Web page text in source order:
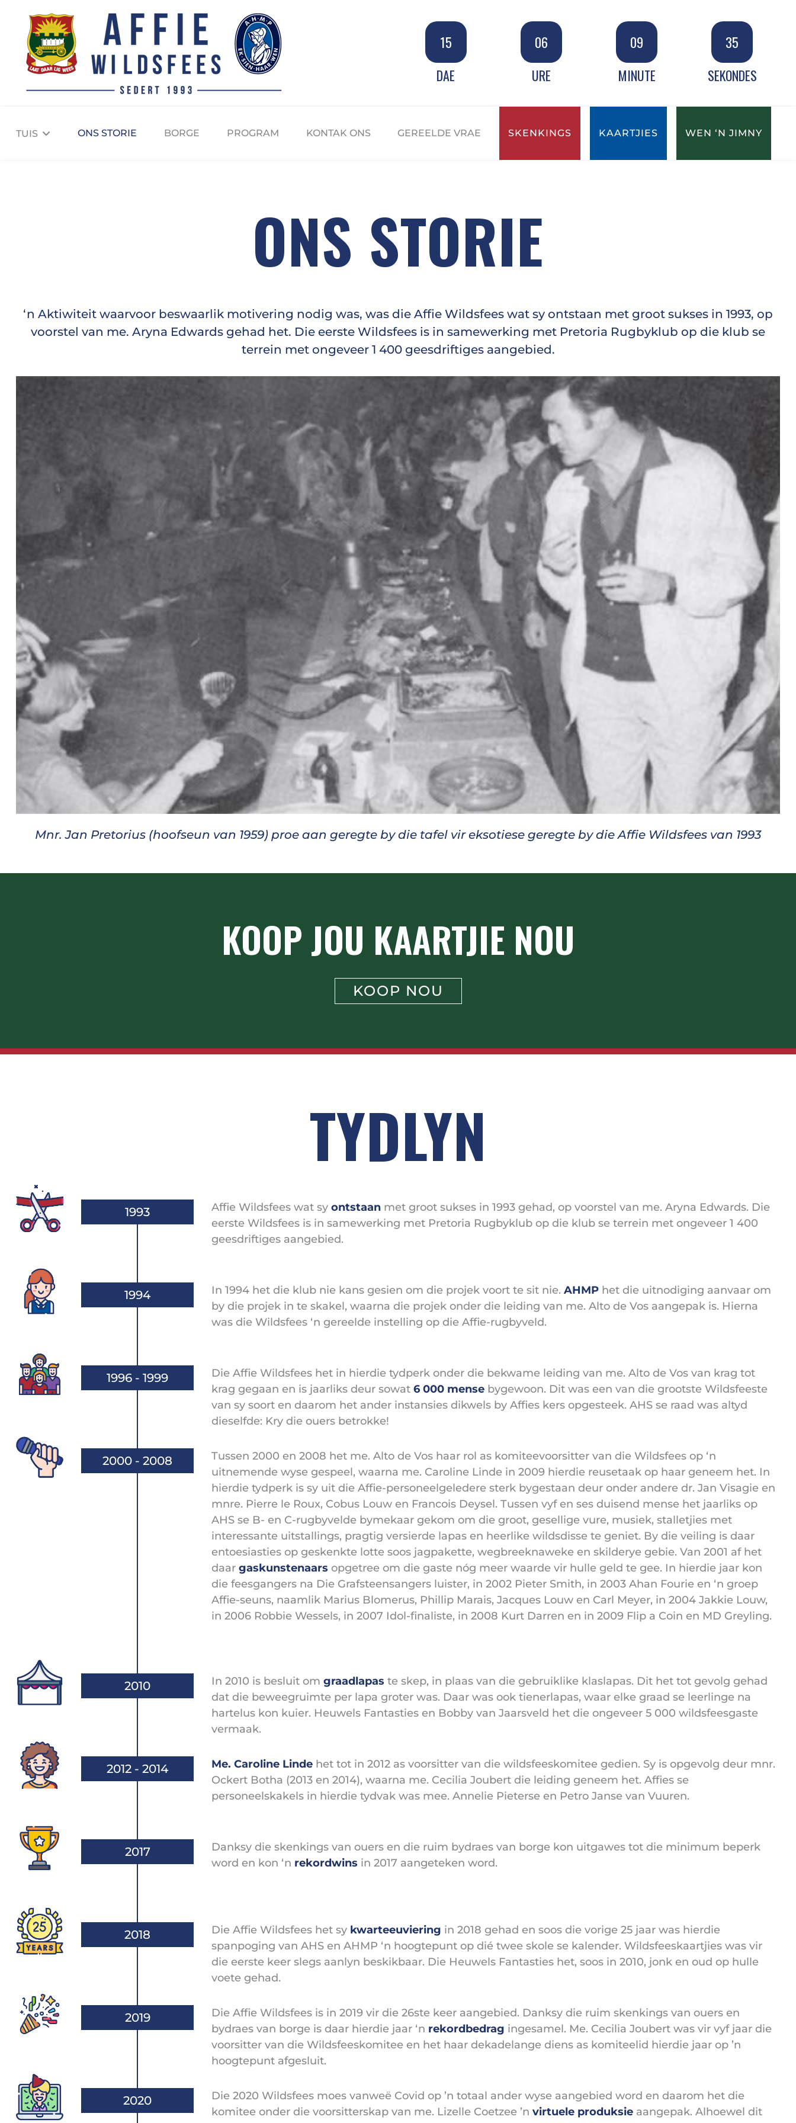
15
DAE
06
URE
09
MINUTE
34
SEKONDES
TUIS ONS STORIE BORGE PROGRAM KONTAK ONS GEREELDE VRAE SKENKINGS KAARTJIES WEN ‘N JIMNY
ONS STORIE
‘n Aktiwiteit waarvoor beswaarlik motivering nodig was, was die Affie Wildsfees wat sy ontstaan met groot sukses in 1993, op
voorstel van me. Aryna Edwards gehad het. Die eerste Wildsfees is in samewerking met Pretoria Rugbyklub op die klub se
terrein met ongeveer 1 400 geesdriftiges aangebied.
Mnr. Jan Pretorius (hoofseun van 1959) proe aan geregte by die tafel vir eksotiese geregte by die Affie Wildsfees van 1993
KOOP JOU KAARTJIE NOU
KOOP NOU
TYDLYN
1993 Affie Wildsfees wat sy ontstaan met groot sukses in 1993 gehad, op voorstel van me. Aryna Edwards. Die
eerste Wildsfees is in samewerking met Pretoria Rugbyklub op die klub se terrein met ongeveer 1 400
geesdriftiges aangebied.
1994 In 1994 het die klub nie kans gesien om die projek voort te sit nie. AHMP het die uitnodiging aanvaar om
by die projek in te skakel, waarna die projek onder die leiding van me. Alto de Vos aangepak is. Hierna
was die Wildsfees ‘n gereelde instelling op die Affie-rugbyveld.
1996 - 1999
Die Affie Wildsfees het in hierdie tydperk onder die bekwame leiding van me. Alto de Vos van krag tot
krag gegaan en is jaarliks deur sowat 6 000 mense bygewoon. Dit was een van die grootste Wildsfeeste
van sy soort en daarom het ander instansies dikwels by Affies kers opgesteek. AHS se raad was altyd
dieselfde: Kry die ouers betrokke!
2000 - 2008
Tussen 2000 en 2008 het me. Alto de Vos haar rol as komiteevoorsitter van die Wildsfees op ‘n
uitnemende wyse gespeel, waarna me. Caroline Linde in 2009 hierdie reusetaak op haar geneem het. In
hierdie tydperk is sy uit die Affie-personeelgeledere sterk bygestaan deur onder andere dr. Jan Visagie en
mnre. Pierre le Roux, Cobus Louw en Francois Deysel. Tussen vyf en ses duisend mense het jaarliks op
AHS se B- en C-rugbyvelde bymekaar gekom om die groot, gesellige vure, musiek, stalletjies met
interessante uitstallings, pragtig versierde lapas en heerlike wildsdisse te geniet. By die veiling is daar
entoesiasties op geskenkte lotte soos jagpakette, wegbreeknaweke en skilderye gebie. Van 2001 af het
daar gaskunstenaars opgetree om die gaste nóg meer waarde vir hulle geld te gee. In hierdie jaar kon
die feesgangers na Die Grafsteensangers luister, in 2002 Pieter Smith, in 2003 Ahan Fourie en ‘n groep
Affie-seuns, naamlik Marius Blomerus, Phillip Marais, Jacques Louw en Carl Meyer, in 2004 Jakkie Louw,
in 2006 Robbie Wessels, in 2007 Idol-finaliste, in 2008 Kurt Darren en in 2009 Flip a Coin en MD Greyling.
2010 In 2010 is besluit om graadlapas te skep, in plaas van die gebruiklike klaslapas. Dit het tot gevolg gehad
dat die beweegruimte per lapa groter was. Daar was ook tienerlapas, waar elke graad se leerlinge na
hartelus kon kuier. Heuwels Fantasties en Bobby van Jaarsveld het die ongeveer 5 000 wildsfeesgaste
vermaak.
2012 - 2014 Me. Caroline Linde het tot in 2012 as voorsitter van die wildsfeeskomitee gedien. Sy is opgevolg deur mnr.
Ockert Botha (2013 en 2014), waarna me. Cecilia Joubert die leiding geneem het. Affies se
personeelskakels in hierdie tydvak was mee. Annelie Pieterse en Petro Janse van Vuuren.
2017
Danksy die skenkings van ouers en die ruim bydraes van borge kon uitgawes tot die minimum beperk
word en kon ‘n rekordwins in 2017 aangeteken word.
2018 Die Affie Wildsfees het sy kwarteeuviering in 2018 gehad en soos die vorige 25 jaar was hierdie
spanpoging van AHS en AHMP ‘n hoogtepunt op dié twee skole se kalender. Wildsfeeskaartjies was vir
die eerste keer slegs aanlyn beskikbaar. Die Heuwels Fantasties het, soos in 2010, jonk en oud op hulle
voete gehad.
2019
Die Affie Wildsfees is in 2019 vir die 26ste keer aangebied. Danksy die ruim skenkings van ouers en
bydraes van borge is daar hierdie jaar ‘n rekordbedrag ingesamel. Me. Cecilia Joubert was vir vyf jaar die
voorsitter van die Wildsfeeskomitee en het haar dekadelange diens as komiteelid hierdie jaar op ’n
hoogtepunt afgesluit.
2020
Die 2020 Wildsfees moes vanweë Covid op ’n totaal ander wyse aangebied word en daarom het die
komitee onder die voorsitterskap van me. Lizelle Coetzee ’n virtuele produksie aangepak. Alhoewel dit